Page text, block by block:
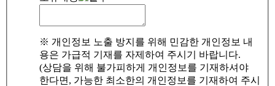
※ 개인정보 노출 방지를 위해 민감한 개인정보 내
용은 가급적 기재를 자제하여 주시기 바랍니다.
(상담을 위해 불가피하게 개인정보를 기재하셔야
한다면, 가능한 최소한의 개인정보를 기재하여 주시